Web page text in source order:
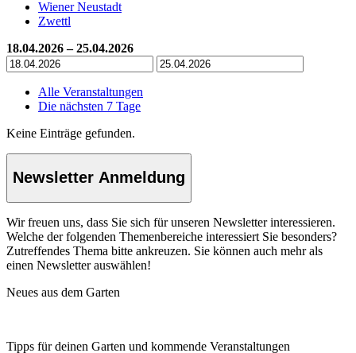
Wiener Neustadt
Zwettl
18.04.2026 – 25.04.2026
Alle Veranstaltungen
Die nächsten 7 Tage
Keine Einträge gefunden.
Newsletter Anmeldung
Wir freuen uns, dass Sie sich für unseren Newsletter interessieren.
Welche der folgenden Themenbereiche interessiert Sie besonders?
Zutreffendes Thema bitte ankreuzen. Sie können auch mehr als
einen Newsletter auswählen!
Neues aus dem Garten
Tipps für deinen Garten und kommende Veranstaltungen